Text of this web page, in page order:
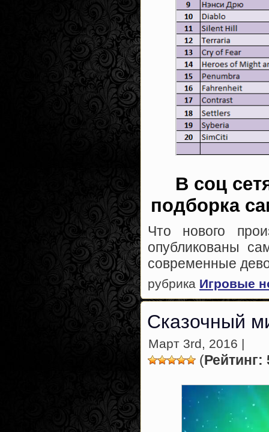
В соц
подборка
Что нового
опубликованы
современные
рубрика Игровые
Сказочный
Март 3rd, 2016 |
(Рейтинг: